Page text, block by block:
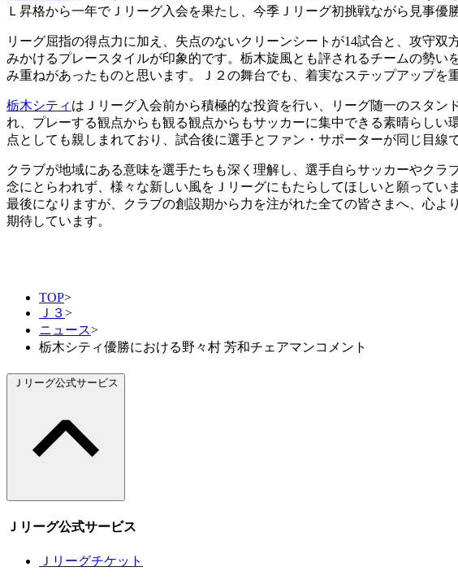
Ｌ昇格から一年でＪリーグ入会を果たし、今季Ｊリーグ初挑戦ながら見事優
リーグ屈指の得点力に加え、失点のないクリーンシートが14試合と、攻守双
みかけるプレースタイルが印象的です。栃木旋風とも評されるチームの勢
み重ねがあったものと思います。Ｊ２の舞台でも、着実なステップアップを
栃木シティ はＪリーグ入会前から積極的な投資を行い、リーグ随一のスタ
れ、プレーする観点からも観る観点からもサッカーに集中できる素晴らし
点としても親しまれており、試合後に選手とファン・サポーターが同じ目線
クラブが地域にある意味を選手たちも深く理解し、選手自らサッカーやク
念にとらわれず、様々な新しい風をＪリーグにもたらしてほしいと願っていま
最後になりますが、クラブの創設期から力を注がれた全ての皆さまへ、心
期待しています。
TOP>
Ｊ３>
ニュース>
栃木シティ優勝における野々村 芳和チェアマンコメント
Ｊリーグ公式サービス
Ｊリーグ公式サービス
Ｊリーグチケット